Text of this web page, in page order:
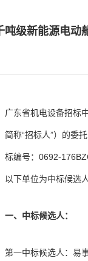
吨级新能源电动
广东省机电设备招标
简称“招标人”）的委
标编号：0692-
以下单位为中标候选
一、中标候选人：
第一中标候选人：易